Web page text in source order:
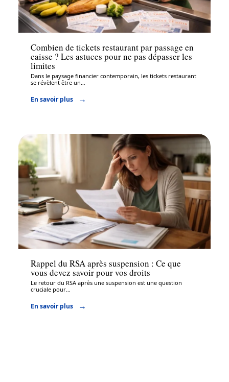
Assurance
Combien de tickets restaurant par passage en
caisse ? Les astuces pour ne pas dépasser les
limites
Dans le paysage financier contemporain, les tickets restaurant
se révèlent être un
En savoir plus
Assurance
Rappel du RSA après suspension : Ce que
vous devez savoir pour vos droits
Le retour du RSA après une suspension est une question
cruciale pour…
En savoir plus